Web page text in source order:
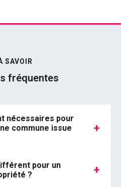
SAVOIR
fréquentes
nécessaires pour
commune issue
+
pour un
?
+